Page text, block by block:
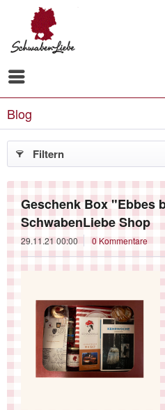
Blog
Filtern
Geschenk Box "Ebbes
SchwabenLiebe Shop
29.11.21 00:00 0 Kommentare